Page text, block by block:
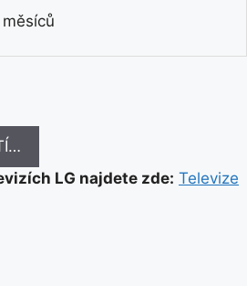
LG najdete zde: Televize